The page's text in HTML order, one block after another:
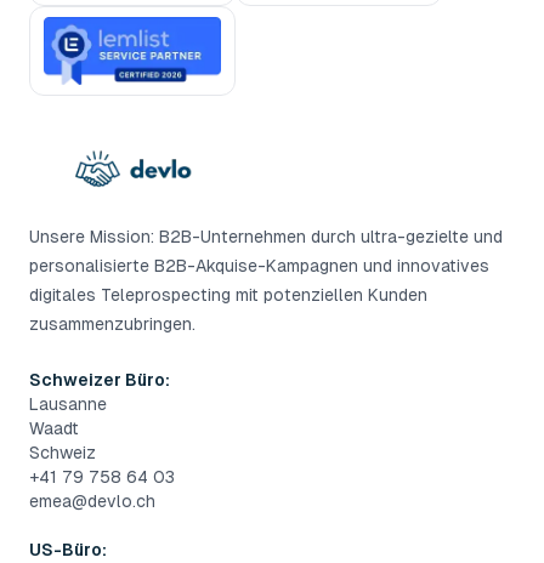
Unsere Mission: B2B-Unternehmen durch ultra-gezielte und
personalisierte B2B-Akquise-Kampagnen und innovatives
digitales Teleprospecting mit potenziellen Kunden
zusammenzubringen.
Schweizer Büro:
Lausanne
Waadt
Schweiz
+41 79 758 64 03
emea@devlo.ch
US-Büro: